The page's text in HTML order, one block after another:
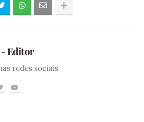
Editor
redes sociais